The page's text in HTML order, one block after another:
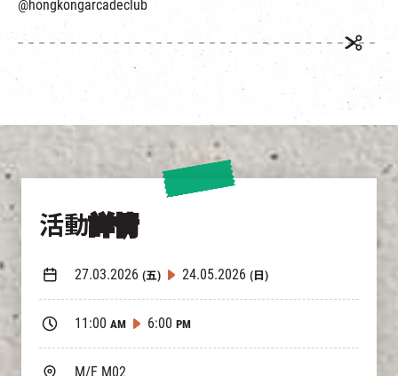
活動詳情
27.03.2026 (五) 24.05.2026 (日)
11:00 AM 6:00 PM
M/F M02
@hongkongarcadeclub